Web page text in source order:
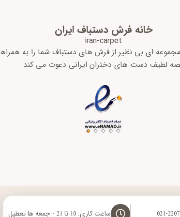
خانه فرش دستباف ایران
iran-carpet
مجموعه ای بی نظیر از فرش های دستباف شما را به
لطیف دست های دختران ایرانی دعوت می کند
ساعت کاری: 10 تا 21 - جمعه ها تعطیل